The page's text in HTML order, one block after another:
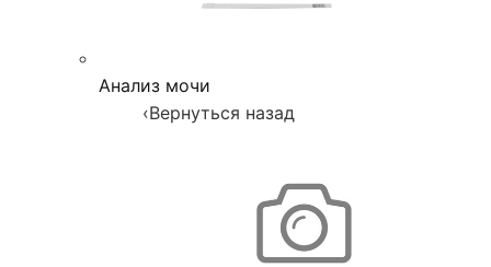
Анализ мочи
‹Вернуться назад